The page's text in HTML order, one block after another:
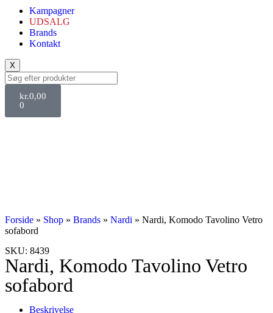
Kampagner
UDSALG
Brands
Kontakt
X
kr.0,00
0
Forside » Shop » Brands » Nardi » Nardi, Komodo Tavolino Vetro
sofabord
SKU: 8439
Nardi, Komodo Tavolino Vetro
sofabord
Beskrivelse